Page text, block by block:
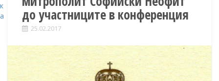
до участниците в конференция
25.02.2017